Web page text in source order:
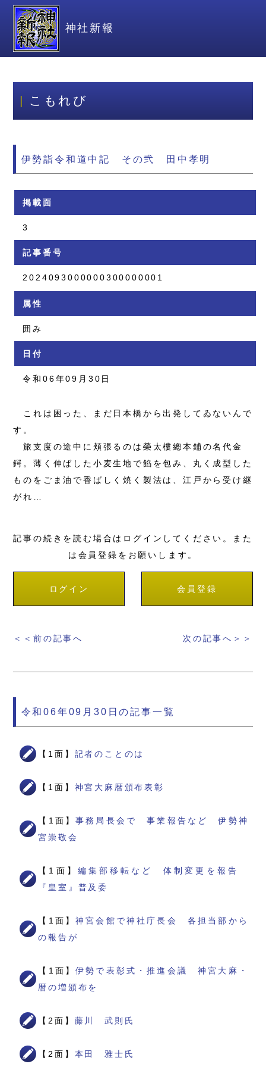
神社新報
こもれび
伊勢詣令和道中記 その弐 田中孝明
掲載面
3
記事番号
2024093000000300000001
属性
囲み
日付
令和06年09月30日
これは困った、まだ日本橋から出発してゐないんで
す。
旅支度の途中に頬張るのは榮太樓總本鋪の名代金
鍔。薄く伸ばした小麦生地で餡を包み、丸く成型した
ものをごま油で香ばしく焼く製法は、江戸から受け継
がれ…
記事の続きを読む場合はログインしてください。また
は会員登録をお願いします。
ログイン 会員登録
＜＜前の記事へ 次の記事へ＞＞
令和06年09月30日の記事一覧
【1面】 記者のことのは
【1面】 神宮大麻暦頒布表彰
【1面】事務局長会で 事業報告など 伊勢神
宮崇敬会
【1面】 編集部移転など 体制変更を報告
『皇室』普及委
【1面】神宮会館で神社庁長会 各担当部から
の報告が
【1面】伊勢で表彰式・推進会議 神宮大麻・
暦の増頒布を
【2面】 藤川 武則氏
【2面】 本田 雅士氏